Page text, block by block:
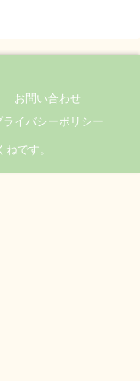
お問い合わせ
ライバシーポリシー
ねです。.